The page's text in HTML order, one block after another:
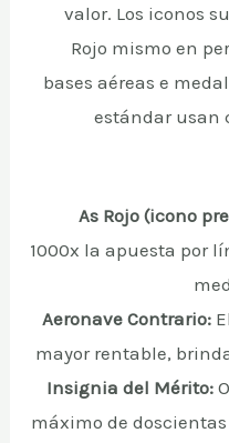
valor. Los iconos
Rojo mismo en
bases aéreas e
estándar usan
As Rojo (icono
1000x la apuesta por
Aeronave Contrario:
mayor rentable,
Insignia del Mérito:
máximo de